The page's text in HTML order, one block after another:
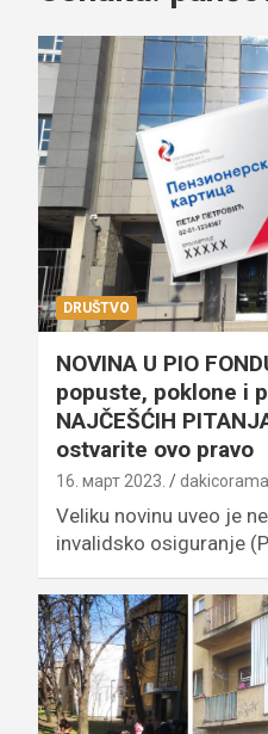
DRUŠTVO
NOVINA U PIO
popuste, poklone i
NAJČEŠĆIH
ostvarite ovo pravo
16. март 2023. dakicorama
Veliku novinu uveo je
invalidsko osiguranje